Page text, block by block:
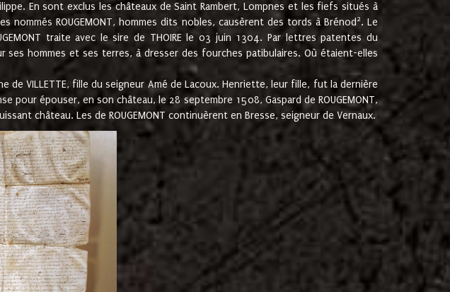
En sont exclus les châteaux de Saint Rambert, Lompnes et les fiefs situés à
ROUGEMONT, hommes dits nobles, causèrent des tords à Brénod 2. Le
traite avec le sire de THOIRE le 03 juin 1304. Par lettres patentes du
ses hommes et ses terres, à dresser des fourches patibulaires. Où étaient-elles
de VILLETTE, fille du seigneur Amé de Lacoux. Henriette, leur fille, fut la dernière
pour épouser, en son château, le 28 septembre 1508, Gaspard de ROUGEMONT,
château. Les de ROUGEMONT continuèrent en Bresse, seigneur de Vernaux.